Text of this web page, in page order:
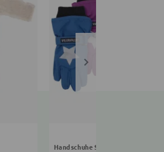
Handschuhe Sterne